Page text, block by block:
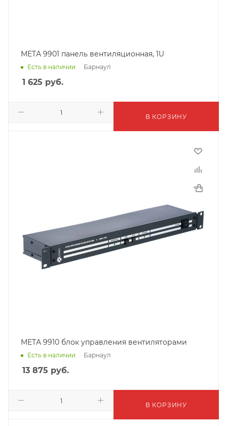
МЕТА 9901 панель вентиляционная, 1U
Есть в наличии Барнаул
1 625 руб.
В КОРЗИНУ
МЕТА 9910 блок управления вентиляторами
Есть в наличии Барнаул
13 875 руб.
В КОРЗИНУ